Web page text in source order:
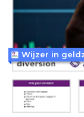
Wijzer in